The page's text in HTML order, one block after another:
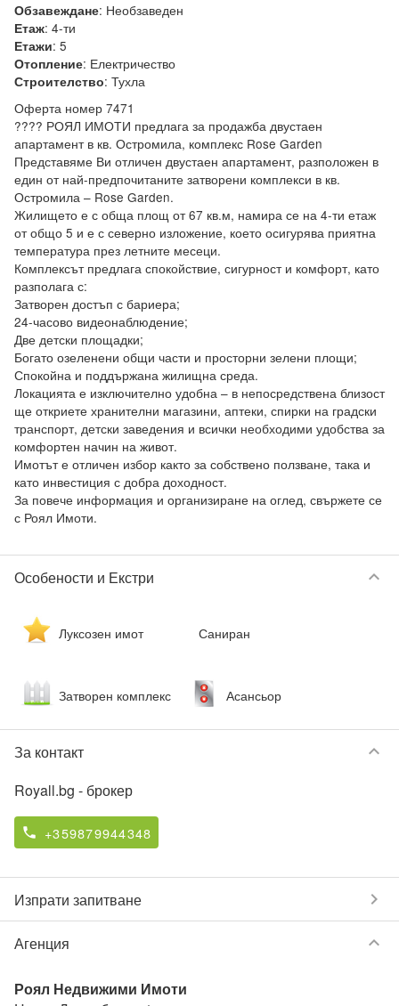
Обзавеждане: Необзаведен
Етаж: 4-ти
Етажи: 5
Отопление: Електричество
Строителство: Тухла
Оферта номер 7471
???? РОЯЛ ИМОТИ предлага за продажба двустаен
апартамент в кв. Остромила, комплекс Rose Garden
Представяме Ви отличен двустаен апартамент, разположен в
един от най-предпочитаните затворени комплекси в кв.
Остромила – Rose Garden.
Жилището е с обща площ от 67 кв.м, намира се на 4-ти етаж
от общо 5 и е с северно изложение, което осигурява приятна
температура през летните месеци.
Комплексът предлага спокойствие, сигурност и комфорт, като
разполага с:
Затворен достъп с бариера;
24-часово видеонаблюдение;
Две детски площадки;
Богато озеленени общи части и просторни зелени площи;
Спокойна и поддържана жилищна среда.
Локацията е изключително удобна – в непосредствена близост
ще откриете хранителни магазини, аптеки, спирки на градски
транспорт, детски заведения и всички необходими удобства за
комфортен начин на живот.
Имотът е отличен избор както за собствено ползване, така и
като инвестиция с добра доходност.
За повече информация и организиране на оглед, свържете се
Особености и Екстри keyboard_arrow_down
Луксозен имот Саниран
Затворен комплекс Асансьор
За контакт keyboard_arrow_down
Royall.bg - брокер
phone +359879944348
Изпрати запитване chevron_right
Агенция keyboard_arrow_down
Роял Недвижими Имоти